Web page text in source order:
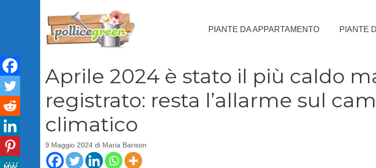
PIANTE DA APPARTAMENTO PIANTE
Aprile 2024 è stato il più caldo
registrato: resta l’allarme sul
climatico
9 Maggio 2024 di Maria Barison